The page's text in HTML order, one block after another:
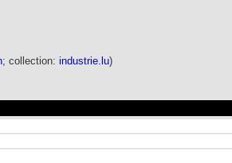
; collection: industrie.lu)